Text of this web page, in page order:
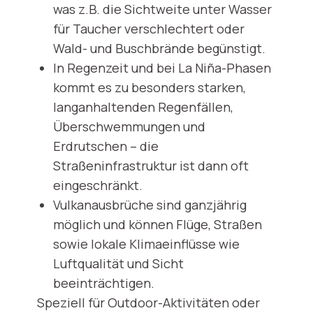
was z.B. die Sichtweite unter Wasser
für Taucher verschlechtert oder
Wald- und Buschbrände begünstigt.
In Regenzeit und bei La Niña-Phasen
kommt es zu besonders starken,
langanhaltenden Regenfällen,
Überschwemmungen und
Erdrutschen – die
Straßeninfrastruktur ist dann oft
eingeschränkt.
Vulkanausbrüche sind ganzjährig
möglich und können Flüge, Straßen
sowie lokale Klimaeinflüsse wie
Luftqualität und Sicht
beeinträchtigen.
Speziell für Outdoor-Aktivitäten oder